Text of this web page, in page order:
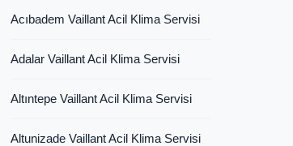
Acıbadem Vaillant Acil Klima Servisi
Adalar Vaillant Acil Klima Servisi
Altıntepe Vaillant Acil Klima Servisi
Altunizade Vaillant Acil Klima Servisi